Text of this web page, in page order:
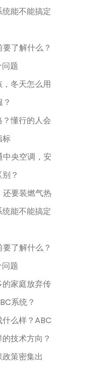
能不能搞定
了解什么？
题
冬天怎么用
懂行的人会
标
央空调，安
？
要装燃气热
能不能搞定
了解什么？
题
家庭放弃传
系统？
么样？ABC
技术方向？
策密集出